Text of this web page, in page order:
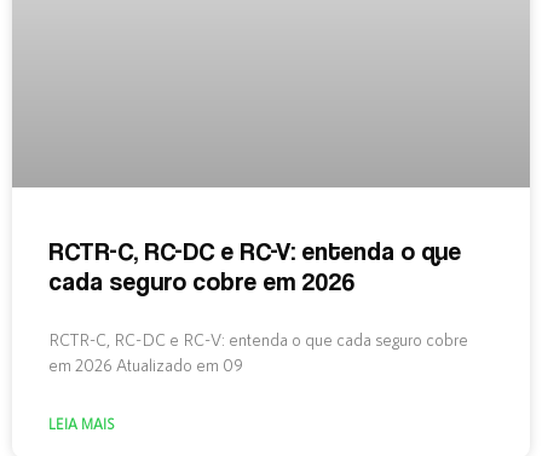
RCTR-C, RC-DC e RC-V: entenda o que
cada seguro cobre em 2026
RCTR-C, RC-DC e RC-V: entenda o que cada seguro cobre
em 2026 Atualizado em 09
LEIA MAIS